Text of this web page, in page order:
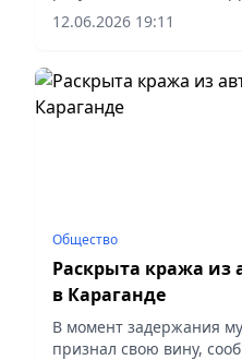
12.06.2026 19:11
Общество
Раскрыта кража из
в Караганде
В момент задержания
признал свою вину,